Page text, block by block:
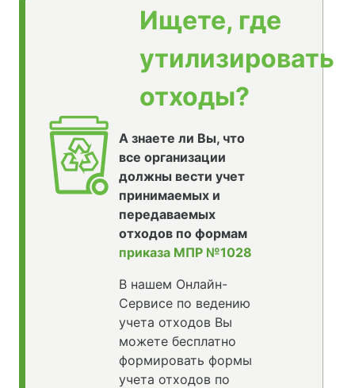
Ищете, где
утилизировать
отходы?
А знаете ли Вы, что
все организации
должны вести учет
принимаемых и
передаваемых
отходов по формам
приказа МПР №1028
В нашем Онлайн-
Сервисе по ведению
учета отходов Вы
можете бесплатно
формировать формы
учета отходов по